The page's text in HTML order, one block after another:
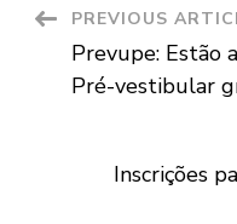
Post
Navigation
PREVIOUS
Prevupe: Estão
Pré-vestibular
Inscrições